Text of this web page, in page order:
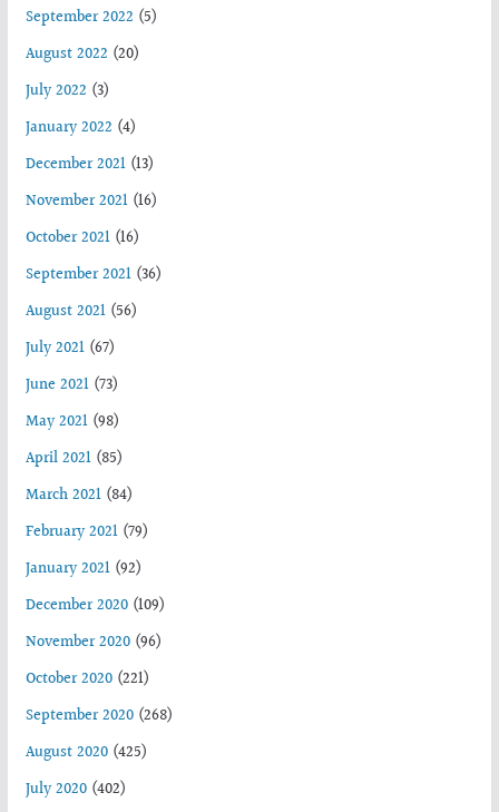
September 2022 (5)
August 2022 (20)
July 2022 (3)
January 2022 (4)
December 2021(13)
November 2021(16)
October 2021(16)
September 2021(36)
August 2021(56)
July 2021(67)
June 2021(73)
May 2021(98)
April 2021(85)
March 2021(84)
February 2021(79)
January 2021(92)
December 2020(109)
November 2020(96)
October 2020(221)
September 2020(268)
August 2020(425)
July 2020(402)